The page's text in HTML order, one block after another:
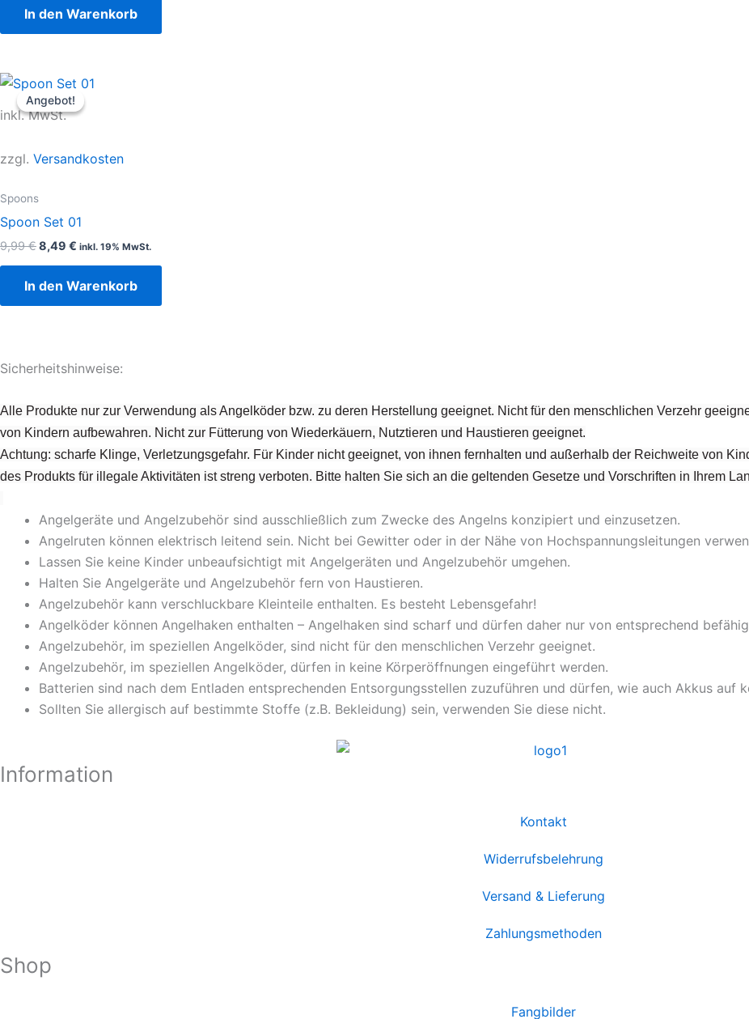
In den Warenkorb
Angebot!
Angebot!
inkl. MwSt.
zzgl. Versandkosten
Spoons
Spoon Set 01
9,99€
Ursprünglicher
Preis
war:
9,99 €
8,49 €
Aktueller
ist:
inkl. 19% MwSt.
In den Warenkorb
Sicherheitshinweise:
Alle Produkte nur zur Verwendung als Angelköder bzw. zu deren Herstellung geeignet. Nicht für den menschlichen Verzehr
von Kindern aufbewahren. Nicht zur Fütterung von Wiederkäuern, Nutztieren und Haustieren geeignet.
Achtung: scharfe Klinge, Verletzungsgefahr. Für Kinder nicht geeignet, von ihnen fernhalten und außerhalb der Reichweite von
des Produkts für illegale Aktivitäten ist streng verboten. Bitte halten Sie sich an die geltenden Gesetze und Vorschriften in Ihrem
Angelgeräte und Angelzubehör sind ausschließlich zum Zwecke des Angelns konzipiert und einzusetzen.
Angelruten können elektrisch leitend sein. Nicht bei Gewitter oder in der Nähe von Hochspannungsleitungen
Lassen Sie keine Kinder unbeaufsichtigt mit Angelgeräten und Angelzubehör umgehen.
Halten Sie Angelgeräte und Angelzubehör fern von Haustieren.
Angelzubehör kann verschluckbare Kleinteile enthalten. Es besteht Lebensgefahr!
Angelköder können Angelhaken enthalten – Angelhaken sind scharf und dürfen daher nur von entsprechend
Angelzubehör, im speziellen Angelköder, sind nicht für den menschlichen Verzehr geeignet.
Angelzubehör, im speziellen Angelköder, dürfen in keine Körperöffnungen eingeführt werden.
Batterien sind nach dem Entladen entsprechenden Entsorgungsstellen zuzuführen und dürfen, wie auch Akkus auf
Sollten Sie allergisch auf bestimmte Stoffe (z.B. Bekleidung) sein, verwenden Sie diese nicht.
Information
Kontakt
Widerrufsbelehrung
Versand & Lieferung
Zahlungsmethoden
Shop
Fangbilder